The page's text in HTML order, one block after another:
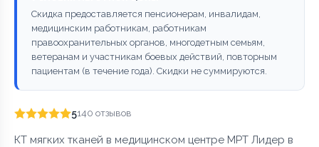
Скидка предоставляется пенсионерам, инвалидам,
медицинским работникам, работникам
правоохранительных органов, многодетным семьям,
ветеранам и участникам боевых действий, повторным
пациентам (в течение года). Скидки не суммируются.
5140 отзывов
КТ мягких тканей в медицинском центре МРТ Лидер в